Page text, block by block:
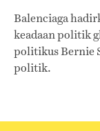
Balenciaga
keadaan politik
politikus Bernie
politik.